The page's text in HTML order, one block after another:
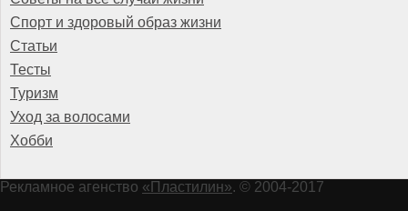
Спорт и здоровый образ жизни
Статьи
Тесты
Туризм
Уход за волосами
Хобби
Рекламное агенство «Пластилин». © 2004-2017